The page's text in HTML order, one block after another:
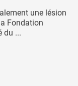
une lésion
Fondation
du ...